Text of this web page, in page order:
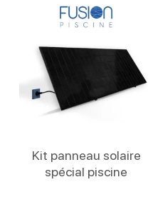
Kit panneau solaire
spécial piscine